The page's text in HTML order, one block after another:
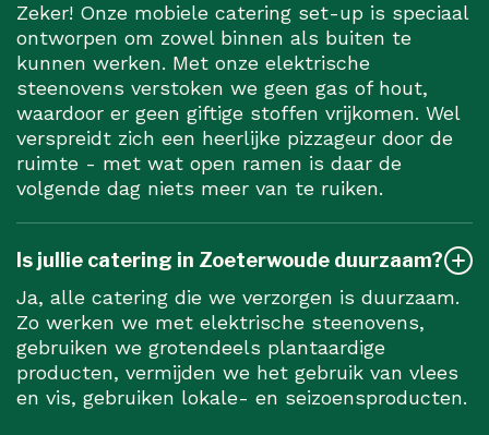
Zeker! Onze mobiele catering set-up is speciaal
ontworpen om zowel binnen als buiten te
kunnen werken. Met onze elektrische
steenovens verstoken we geen gas of hout,
waardoor er geen giftige stoffen vrijkomen. Wel
verspreidt zich een heerlijke pizzageur door de
ruimte - met wat open ramen is daar de
volgende dag niets meer van te ruiken.
Is jullie catering in Zoeterwoude duurzaam?
Ja, alle catering die we verzorgen is duurzaam.
Zo werken we met elektrische steenovens,
gebruiken we grotendeels plantaardige
producten, vermijden we het gebruik van vlees
en vis, gebruiken lokale- en seizoensproducten.